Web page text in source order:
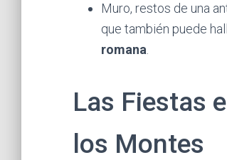
Muro, restos de una
que también puede
romana
Las Fiestas
los Montes